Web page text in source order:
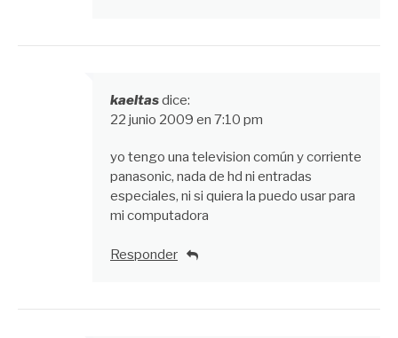
kaeltasdice:
22 junio 2009 en 7:10 pm
yo tengo una television común y corriente
panasonic, nada de hd ni entradas
especiales, ni si quiera la puedo usar para
mi computadora
Responder